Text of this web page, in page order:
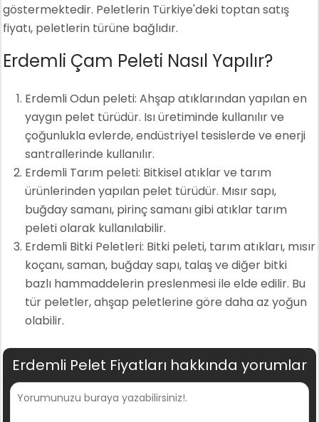
göstermektedir. Peletlerin Türkiye'deki toptan satış
fiyatı, peletlerin türüne bağlıdır.
Erdemli Çam Peleti Nasıl Yapılır?
Erdemli Odun peleti: Ahşap atıklarından yapılan en
yaygın pelet türüdür. Isı üretiminde kullanılır ve
çoğunlukla evlerde, endüstriyel tesislerde ve enerji
santrallerinde kullanılır.
Erdemli Tarım peleti: Bitkisel atıklar ve tarım
ürünlerinden yapılan pelet türüdür. Mısır sapı,
buğday samanı, pirinç samanı gibi atıklar tarım
peleti olarak kullanılabilir.
Erdemli Bitki Peletleri: Bitki peleti, tarım atıkları, mısır
koçanı, saman, buğday sapı, talaş ve diğer bitki
bazlı hammaddelerin preslenmesi ile elde edilir. Bu
tür peletler, ahşap peletlerine göre daha az yoğun
olabilir.
Erdemli Pelet Fiyatları hakkında yorumlar